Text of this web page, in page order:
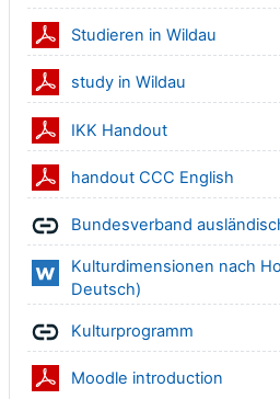
Studieren in Wildau
study in Wildau
IKK Handout
handout CCC English
Bundesverband
Kulturdimensionen nach
Deutsch)
Kulturprogramm
Moodle introduction